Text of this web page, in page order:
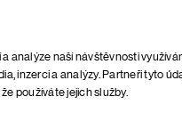
analýze naší návštěvnosti
inzerci a analýzy. Partneři tyto
používáte jejich služby.